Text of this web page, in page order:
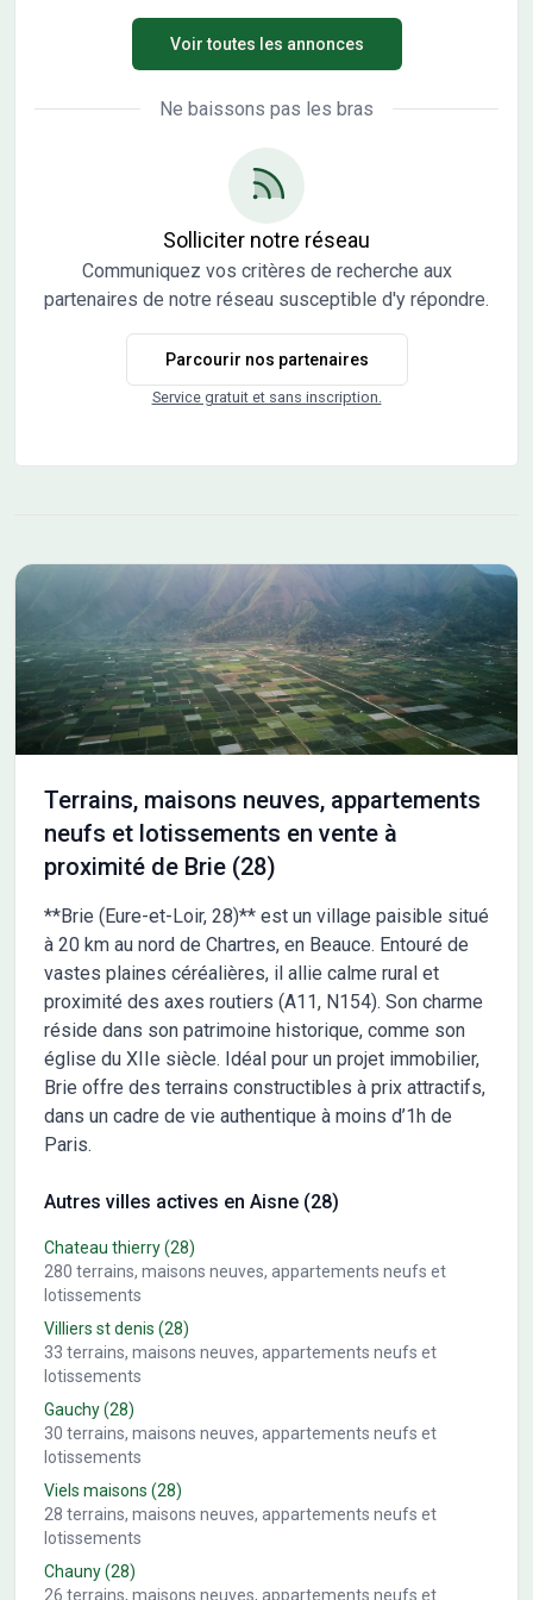
personnel dans toutes les démarches et étapes de votre
projet immobilier (terrain, maison et financement entre
ressemble !
aux dernières normes RE2020 (basse consommation)
Mode de chauffage dernière génération via pompe à
Cette maison dispose de 3 chambres, d'une cuisine, d'une
raccordements, hors branchements, Terrain sélectionné
et vu pour vous sous réserve de disponibilité et au prix
indiqué par notre partenaire foncier. A proximité des
de 220 000 € frais de notaire inclus sur le terrain.
Contactez Pauline GOMEZ (O6 19 56 27 71) pour toute
information sur cette maison. Pourquoi faire confiance à
Maisons France confort ? Maisons France Confort c'est le
numéro 1 en France de la construction de maisons
personnel dans toutes les démarches et étapes de votre
Voir toutes les annonces
Ne baissons pas les bras
Solliciter notre réseau
Communiquez vos critères de recherche aux
partenaires de notre réseau susceptible d'y répondre.
Parcourir nos partenaires
Service gratuit et sans inscription.
Terrains, maisons neuves, appartements
neufs et lotissements en vente à
proximité de Brie (28)
**Brie (Eure-et-Loir, 28)** est un village paisible situé
à 20 km au nord de Chartres, en Beauce. Entouré de
vastes plaines céréalières, il allie calme rural et
proximité des axes routiers (A11, N154). Son charme
réside dans son patrimoine historique, comme son
église du XIIe siècle. Idéal pour un projet immobilier,
Brie offre des terrains constructibles à prix attractifs,
dans un cadre de vie authentique à moins d’1h de
Paris.
Autres villes actives en Aisne (28)
Chateau thierry(28)
280 terrains, maisons neuves, appartements neufs et
lotissements
Villiers st denis (28)
33 terrains, maisons neuves, appartements neufs et
lotissements
Gauchy(28)
30 terrains, maisons neuves, appartements neufs et
lotissements
Viels maisons (28)
28 terrains, maisons neuves, appartements neufs et
lotissements
Chauny(28)
26 terrains, maisons neuves, appartements neufs et